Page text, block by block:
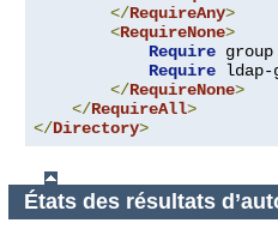
</RequireAny>
<RequireNone>
Require group
Require ldap-
</RequireNone>
</RequireAll>
</Directory>
États des résultats